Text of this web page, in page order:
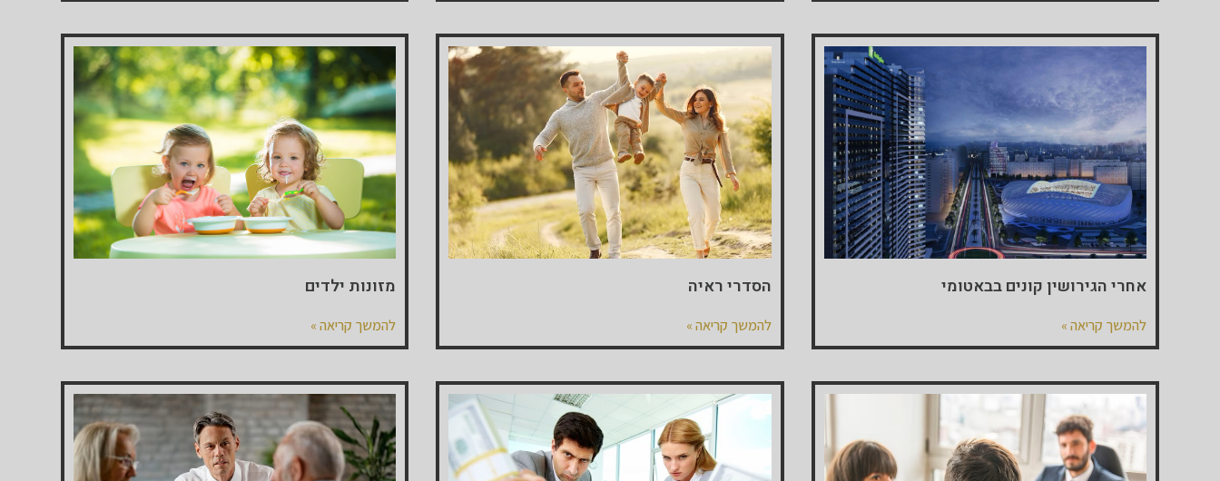
אחרי הגירושין קונים בבאטומי
להמשך קריאה »
הסדרי ראיה
להמשך קריאה »
מזונות ילדים
להמשך קריאה »